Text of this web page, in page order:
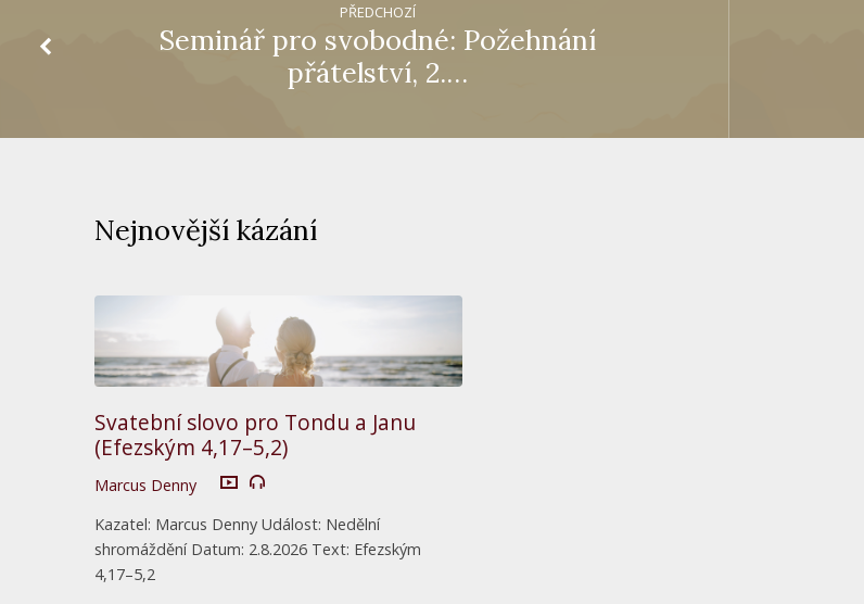
PŘEDCHOZÍ
Seminář pro svobodné: Požehnání
přátelství, 2.…
Nejnovější kázání
Svatební slovo pro Tondu a Janu
(Efezským 4,17–5,2)
Marcus Denny
Kazatel: Marcus Denny Událost: Nedělní
shromáždění Datum: 2.8.2026 Text: Efezským
4,17–5,2